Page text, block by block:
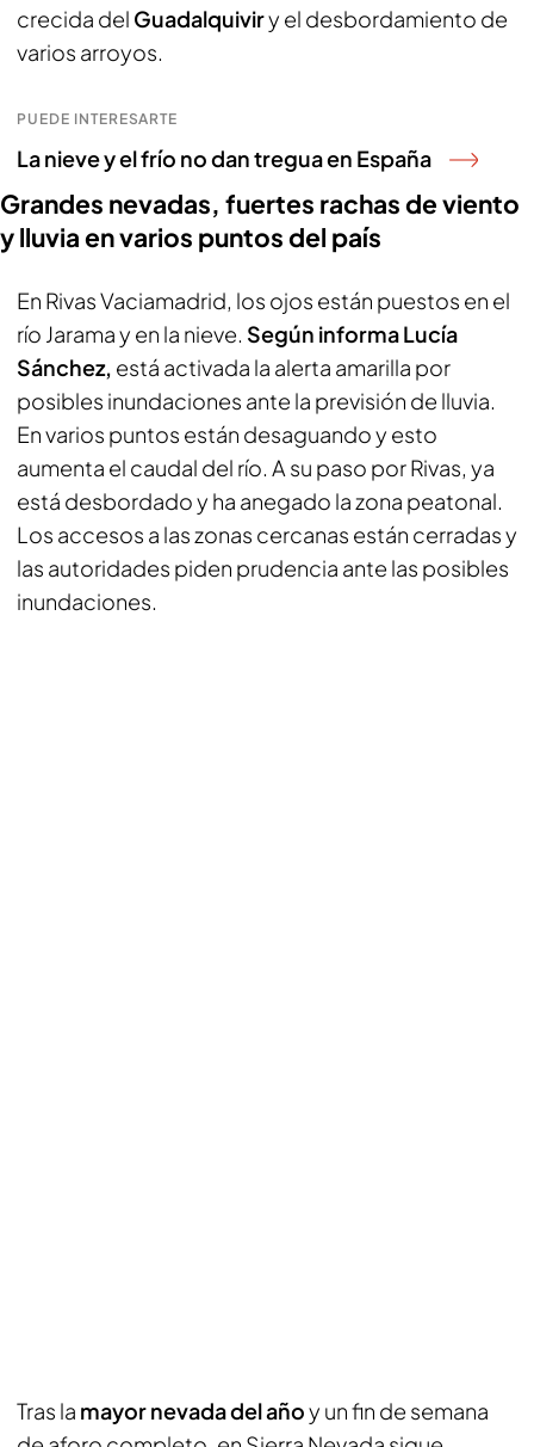
crecida del Guadalquiviry el desbordamiento de
varios arroyos.
PUEDE INTERESARTE
La nieve y el frío no dan tregua en España
Grandes nevadas, fuertes rachas de viento
y lluvia en varios puntos del país
En Rivas Vaciamadrid, los ojos están puestos en el
río Jarama y en la nieve. Según informa Lucía
Sánchez, está activada la alerta amarilla por
posibles inundaciones ante la previsión de lluvia.
En varios puntos están desaguando y esto
aumenta el caudal del río. A su paso por Rivas, ya
está desbordado y ha anegado la zona peatonal.
Los accesos a las zonas cercanas están cerradas y
las autoridades piden prudencia ante las posibles
inundaciones.
Tras la mayor nevada del añoy un fin de semana